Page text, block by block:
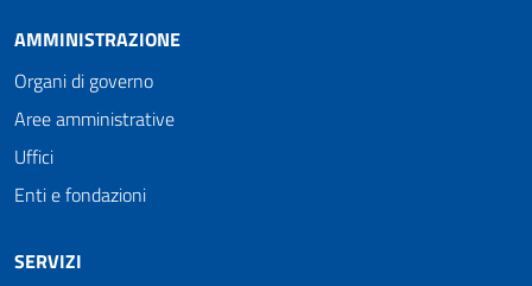
AMMINISTRAZIONE
Organi di governo
Aree amministrative
Uffici
Enti e fondazioni
SERVIZI